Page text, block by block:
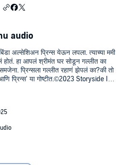
audio
अल्सेशिअन प्रिन्स येऊन लपला. त्याच्या ममी
हा आपलं श्रीमंत घर सोडून गल्लीत का
प्रिन्सला गल्लीत रहाणं झेपलं का?की तो
प्रिन्स' या गोष्टीत.©2023 Storyside IN